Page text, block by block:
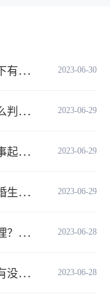
2023-06-30
？
2023-06-29
？
2023-06-29
的？
2023-06-29
点评
2023-06-28
？
2023-06-28
务？